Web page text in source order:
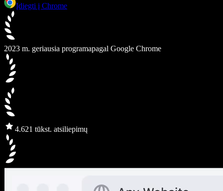
Įdiegti į Chrome
2023 m. geriausia programapagal Google Chrome
4.621 tūkst. atsiliepimų